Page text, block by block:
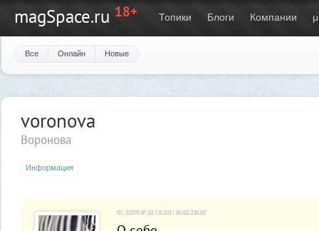
magSpace.ru 18+ Топики Блоги Компании μ
Все Онлайн Новые
voronova
Воронова
Информация
ID: 22976 IP:10.7.6.101 / 80.83.238.82